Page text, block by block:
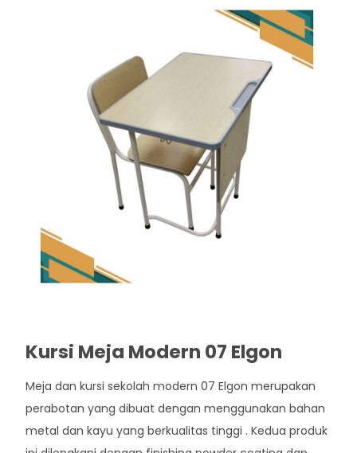
Kursi Meja Modern 07 Elgon
Meja dan kursi sekolah modern 07 Elgon merupakan
perabotan yang dibuat dengan menggunakan bahan
metal dan kayu yang berkualitas tinggi . Kedua produk